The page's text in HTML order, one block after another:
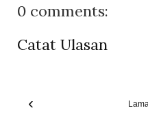
0 comments:
Catat Ulasan
‹